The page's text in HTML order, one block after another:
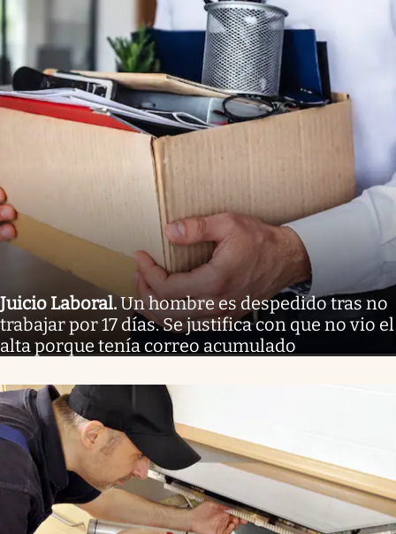
Juicio Laboral.Un hombre es despedido tras no
trabajar por 17 días. Se justifica con que no vio el
alta porque tenía correo acumulado